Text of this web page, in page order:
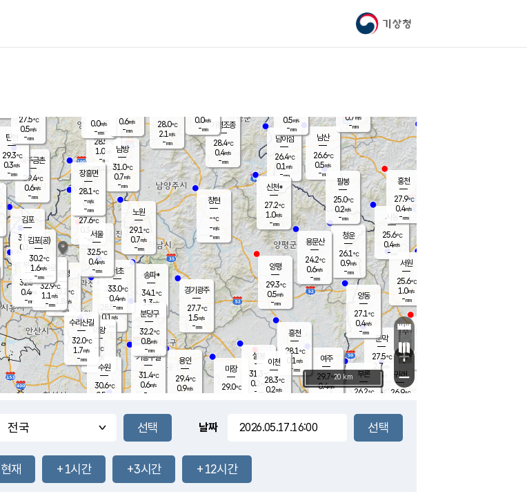
기상청
문막
27.5℃
2.7m/s
mm
남이섬
26.4℃
0.1 m/s
-mm
양주
28.5℃
1.0
-mm
부론
26.2℃
과천
28.5℃
0.1m/s
- mm
남산
26.6℃
0.5m/s
-mm
-mm
청운
26.1℃
0.9m/s
-mm
팔봉
25.0℃
0.2m/s
-mm
-mm
용인
29.4℃
0.9m/s
여주
29.7℃
0.4m/s
양동
27.1℃
0.4m/s
-mm
경기광주
27.7℃
1.5m/s
-mm
장호원
0.5m/s
-mm
28.1
℃
파주금촌
29.4℃
0.6m/s
-mm
가평조종
28.4℃
0.4m/s
-mm
28.0℃
2.1 m/s
-mm
신천*
27.2℃
1.0m/s
-mm
창현
-℃
-m/s
-mm
탄현
29.3℃
0.3m/s
-mm
0.0m/s
-mm
32.2℃
1.3m/s
-mm
흥천
28.1℃
0.1 m/s
-mm
마장
29.0℃
의왕
- ℃
m/s
mm
김포
31.0℃
0.1 m/s
mm
설봉
31.3
0.2 m/s
- mm
광명
33.2 ℃
1.8 m/s
-mm
부천
32.5℃
0.4m/s
-mm
-mm
구로
32.9℃
1.1 m/s
-mm
은평
27.6℃
0.3 m/s
- mm
노원
29.1℃
0.7m/s
-mm
송파*
34.1℃
1.3m/s
-mm
서초
33.0℃
0.4m/s
-mm
남방
31.0℃
0.7m/s
-mm
기흥구갈
31.4℃
0.6m/s
-
수리산길
32.0℃
1.7m/s
-mm
분당구
32.2℃
0.8m/s
-mm
장흥면
28.1℃
-m/s
-mm
0.0m/s
-mm
시동
25.6℃
0.4m/s
- mm
귀래
26.9℃
서원
25.6℃
1.0m/s
-mm
용문산
24.2℃
0.6m/s
-mm
김포(공)
30.2℃
1.6m/s
-mm
홍천
27.9℃
0.4m/s
-mm
이천
28.3℃
0.2m/s
양평
29.3℃
0.5m/s
-mm
수원
30.6℃
0.5 m/s
서울
32.5℃
0.4m/s
-mm
0.7 m/s
-mm
27.5℃
0.5m/s
-mm
0.6m/s
-mm
+
−
20 km
날짜
현재 +1시간 +3시간 +12시간